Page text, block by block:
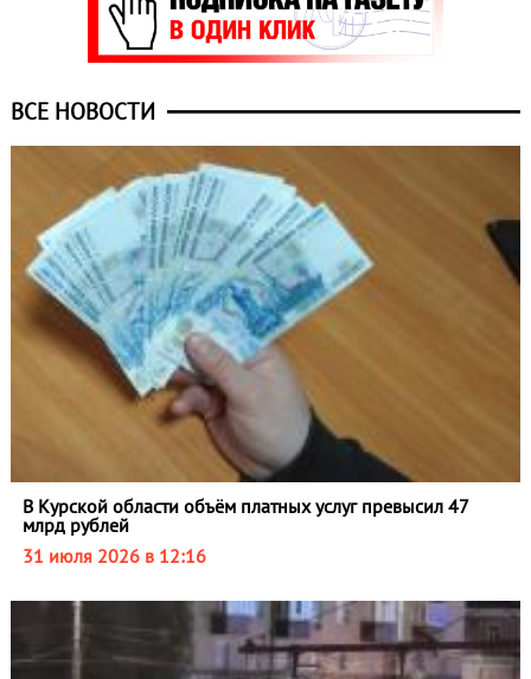
ВСЕ НОВОСТИ
В Курской области объём платных услуг превысил 47
млрд рублей
31 июля 2026 в 12:16